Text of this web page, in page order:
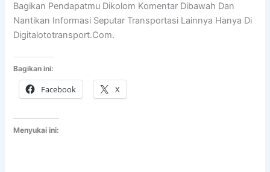
Bagikan Pendapatmu Dikolom Komentar Dibawah Dan
Nantikan Informasi Seputar Transportasi Lainnya Hanya Di
Digitalototransport.Com.
Bagikan ini:
Facebook X
Menyukai ini: